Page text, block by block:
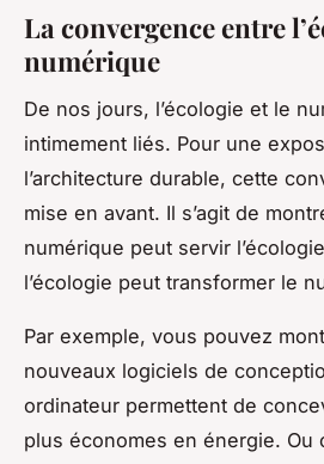
La convergence entre
numérique
De nos jours, l’écologie et le
intimement liés. Pour une
l’architecture durable, cette
mise en avant. Il s’agit de
numérique peut servir l’écologie
l’écologie peut transformer le
Par exemple, vous pouvez
nouveaux logiciels de
ordinateur permettent de
plus économes en énergie. Ou